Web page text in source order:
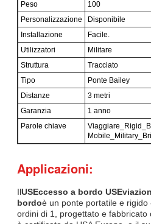
Peso
100
Personalizzazione
Disponibile
Installazione
Facile.
Utilizzatori
Militare
Struttura
Tracciato
Tipo
Ponte Bailey
Distanze
3 metri
Garanzia
1 anno
Parole chiave
Applicazioni:
IlUSEccesso a bordo
bordoè un ponte portatile e
ordini di 1, progettato e fabbricato